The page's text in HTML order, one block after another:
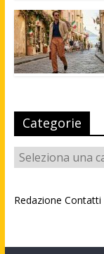
Categorie
Categorie
Redazione Contatti